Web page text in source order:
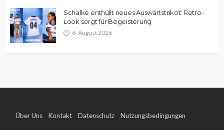
Schalke enthüllt neues Auswärtstrikot: Retro-
Look sorgt für Begeisterung
6. August 2026
Über Uns Kontakt Datenschutz Nutzungsbedingungen